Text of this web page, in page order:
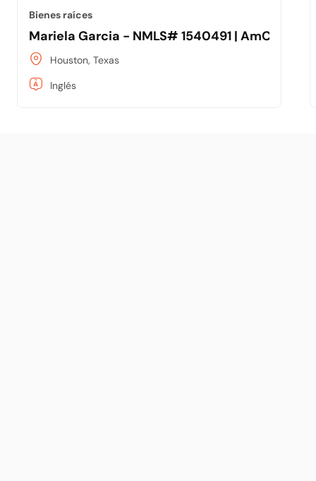
Bienes raíces
Mariela Garcia - NMLS# 1540491 | AmCap
Houston, Texas
Inglés